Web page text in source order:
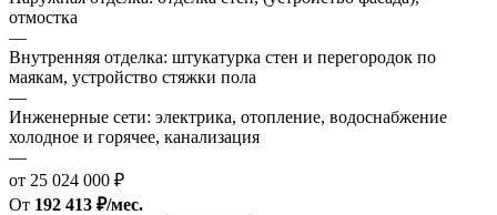
отмостка
—
Внутренняя отделка: штукатурка стен и перегородок по
маякам, устройство стяжки пола
—
Инженерные сети: электрика, отопление, водоснабжение
холодное и горячее, канализация
—
от 25 024 000 ₽
От 192 413 ₽/мес.